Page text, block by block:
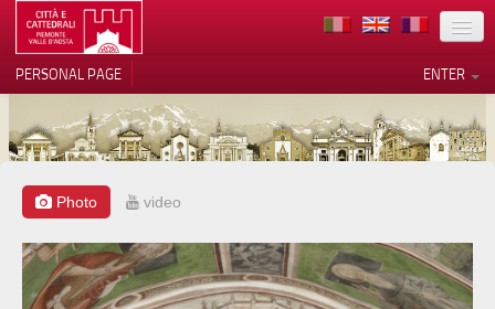
LOCATION
ARCHITECTURE
MUSEUMS
ITINERARIES
EVENTS
ENTER
PERSONAL PAGE
Photo video
Notice at collection
Your Privacy Choices